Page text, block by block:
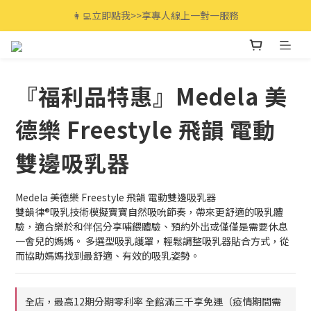
全館滿$3000免運🚚 最高享12期分期零利率!
👩‍💻立即點我>>享專人線上一對一服務
『福利品特惠』Medela 美
德樂 Freestyle 飛韻 電動
雙邊吸乳器
Medela 美德樂 Freestyle 飛韻 電動雙邊吸乳器
雙韻律®吸乳技術模擬寶寶自然吸吮節奏，帶來更舒適的吸乳體
驗，適合樂於和伴侶分享哺餵體驗、預約外出或僅僅是需要休息
一會兒的媽媽。​ 多選型吸乳護罩，輕鬆調整吸乳器貼合方式，從
而協助媽媽找到最舒適、有效的吸乳姿勢。
全店，最高12期分期零利率 全館滿三千享免運（疫情期間需